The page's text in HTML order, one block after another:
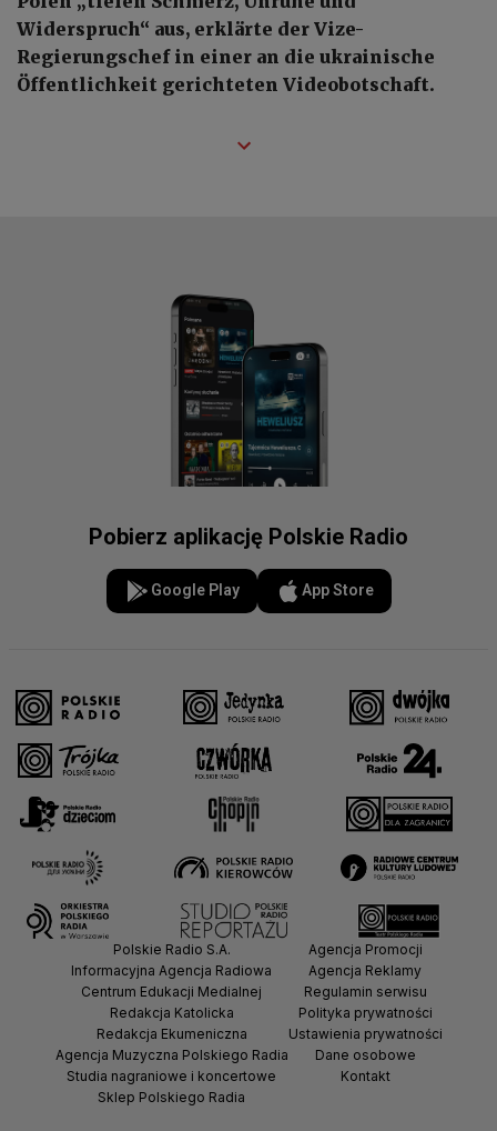
Widerspruch“ aus, erklärte der Vize-
Regierungschef in einer an die ukrainische
Öffentlichkeit gerichteten Videobotschaft.
Pobierz aplikację Polskie Radio
Google Play App Store
Polskie Radio S.A.
Informacyjna Agencja Radiowa
Centrum Edukacji Medialnej
Redakcja Katolicka
Redakcja Ekumeniczna
Agencja Muzyczna Polskiego Radia
Studia nagraniowe i koncertowe
Sklep Polskiego Radia
Agencja Promocji
Agencja Reklamy
Regulamin serwisu
Polityka prywatności
Ustawienia prywatności
Dane osobowe
Kontakt